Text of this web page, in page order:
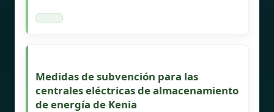
Medidas de subvención para las
centrales eléctricas de almacenamiento
de energía de Kenia